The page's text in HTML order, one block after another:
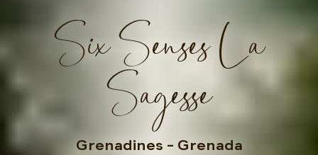
Six Senses La
Sagesse
Grenadines – Grenada